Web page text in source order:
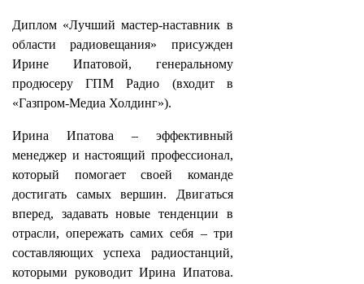
Диплом «Лучший мастер-наставник в
области радиовещания» присужден
Ирине Ипатовой, генеральному
продюсеру ГПМ Радио (входит в
«Газпром-Медиа Холдинг»).
Ирина Ипатова – эффективный
менеджер и настоящий профессионал,
который помогает своей команде
достигать самых вершин. Двигаться
вперед, задавать новые тенденции в
отрасли, опережать самих себя – три
составляющих успеха радиостанций,
которыми руководит Ирина Ипатова.